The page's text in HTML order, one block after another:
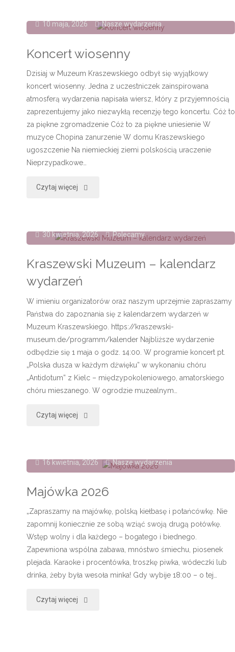
wędrówka
„Do
źródła
rzeźby”"
10 maja, 2026 Nasze wydarzenia
Koncert wiosenny
Dzisiaj w Muzeum Kraszewskiego odbył się wyjątkowy
koncert wiosenny. Jedna z uczestniczek zainspirowana
atmosferą wydarzenia napisała wiersz, który z przyjemnością
zaprezentujemy jako niezwykłą recenzję tego koncertu. Cóż to
za piękne zgromadzenie Cóż to za piękne uniesienie W
muzyce Chopina zanurzenie W domu Kraszewskiego
ugoszczenie Na niemieckiej ziemi polskością uraczenie
Nieprzypadkowe…
Czytaj więcej "Koncert
30 kwietnia, 2026
Polecamy
Kraszewski Muzeum – kalendarz
wydarzeń
W imieniu organizatorów oraz naszym uprzejmie zapraszamy
Państwa do zapoznania się z kalendarzem wydarzeń w
Muzeum Kraszewskiego. https://kraszewski-
museum.de/programm/kalender Najbliższe wydarzenie
odbędzie się 1 maja o godz. 14:00. W programie koncert pt.
„Polska dusza w każdym dźwięku” w wykonaniu chóru
„Antidotum” z Kielc – międzypokoleniowego, amatorskiego
chóru mieszanego. W ogrodzie muzealnym…
Czytaj więcej "Kraszewski
16 kwietnia, 2026 Nasze wydarzenia
Majówka 2026
„Zapraszamy na majówkę, polską kiełbasę i potańcówkę. Nie
zapomnij koniecznie ze sobą wziąć swoją drugą połówkę.
Wstęp wolny i dla każdego – bogatego i biednego.
Zapewniona wspólna zabawa, mnóstwo śmiechu, piosenek
plejada. Karaoke i procentówka, troszkę piwka, wódeczki lub
drinka, żeby była wesoła minka! Gdy wybije 18:00 – o tej…
Czytaj więcej "Majówka